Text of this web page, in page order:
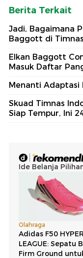
Berita Terkait
Jadi, Bagaimana
Baggott di
Elkan Baggott
Masuk Daftar
Menanti Adaptasi
Skuad Timnas
Siap Tempur, Ini